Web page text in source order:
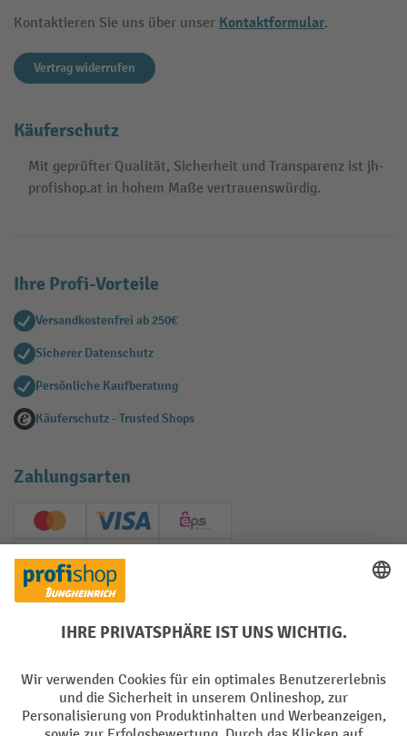
Kontaktieren Sie uns über unser Kontaktformular.
Vertrag widerrufen
Käuferschutz
Mit geprüfter Qualität, Sicherheit und Transparenz ist jh-
profishop.at in hohem Maße vertrauenswürdig.
Ihre Profi-Vorteile
Versandkostenfrei ab 250€
Sicherer Datenschutz
Persönliche Kaufberatung
Käuferschutz - Trusted Shops
Zahlungsarten
Creditcard (Master)Creditcard (Visa)
EPS
PayPal
Soziale Netzwerke